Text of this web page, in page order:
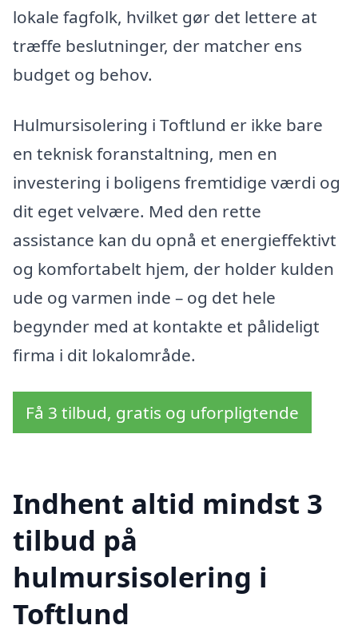
lokale fagfolk, hvilket gør det lettere at
træffe beslutninger, der matcher ens
budget og behov.
Hulmursisolering i Toftlund er ikke bare
en teknisk foranstaltning, men en
investering i boligens fremtidige værdi og
dit eget velvære. Med den rette
assistance kan du opnå et energieffektivt
og komfortabelt hjem, der holder kulden
ude og varmen inde – og det hele
begynder med at kontakte et pålideligt
firma i dit lokalområde.
Få 3 tilbud, gratis og uforpligtende
Indhent altid mindst 3
tilbud på
hulmursisolering i
Toftlund